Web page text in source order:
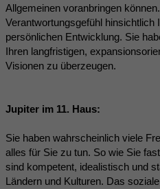
Allgemeinen voranbringen
Verantwortungsgefühl hinsichtlich
persönlichen Entwicklung. Sie
Ihren langfristigen,
Visionen zu überzeugen.
Jupiter im 11. Haus:
Sie haben wahrscheinlich viele
alles für Sie zu tun. So wie Sie
sind kompetent, idealistisch und
Ländern und Kulturen. Das